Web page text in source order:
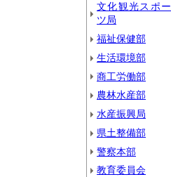
文化観光スポー
ツ局
福祉保健部
生活環境部
商工労働部
農林水産部
水産振興局
県土整備部
警察本部
教育委員会